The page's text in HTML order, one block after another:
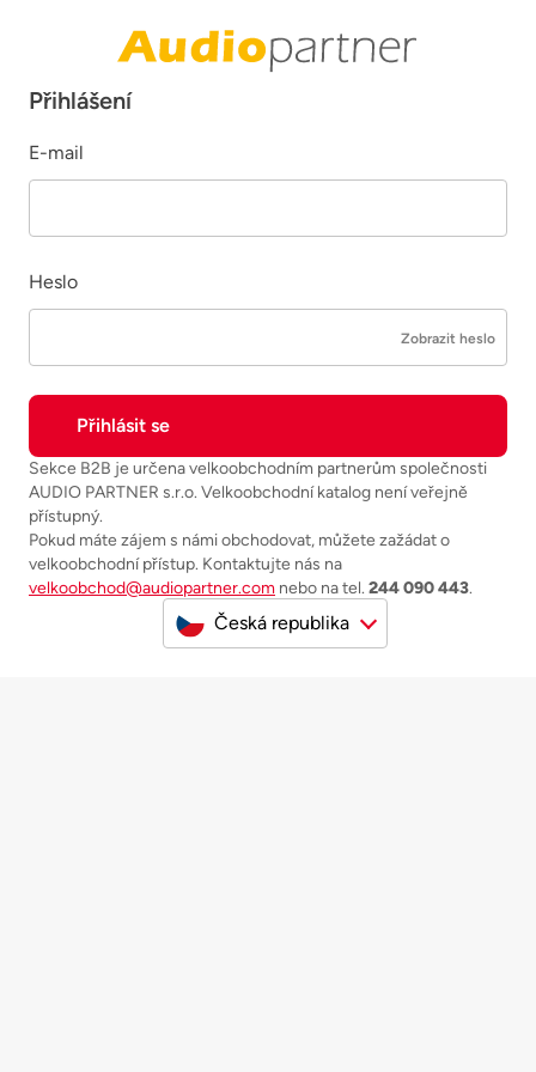
Přihlášení
E-mail
Heslo
Zobrazit heslo
Sekce B2B je určena velkoobchodním partnerům společnosti
AUDIO PARTNER s.r.o. Velkoobchodní katalog není veřejně
přístupný.
Pokud máte zájem s námi obchodovat, můžete zažádat o
velkoobchodní přístup. Kontaktujte nás na
velkoobchod@audiopartner.com nebo na tel. 244 090 443.
Česká republika